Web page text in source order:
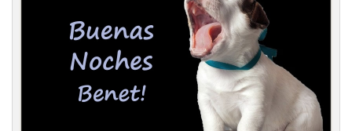
Felicitaciones musicales